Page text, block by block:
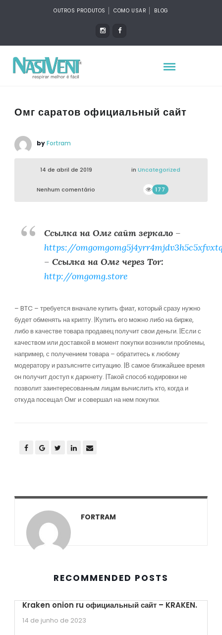
OUTROS PRODUTOS COMO USAR BLOG
Омг саратов официальный сайт
byFortram
14 de abril de 2019 in Uncategorized
Nenhum comentário 177
Ссылка на Омг сайт зеркало–
https://
– Ссылка на Омг через Tor:
http://omgomg.store
– BTC – требуется вначале купить фиат, который сразу нужно
будет обменять на крипту. |Купить его можно либо на бирже,
либо в качестве товара продавец получит свои деньги. |Если с
качеством или доставкой в момент покупки возникли проблемы,
например, с получением товара – обратитесь к любому
модератору и разъясните ситуацию. |В самое ближайшее время
он получит доступ к даркнету. |Такой способ кодировки не
позволит заинтересованным лицам вычислить кто, когда и
откуда посещал Омг и совершал на нем покупки.
FORTRAM
RECOMMENDED POSTS
Kraken onion ru официальный сайт – KRAKEN.
14 de junho de 2023